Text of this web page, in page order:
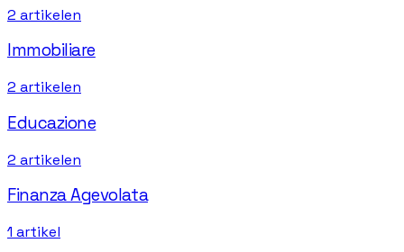
2 artikelen
Immobiliare
2 artikelen
Educazione
2 artikelen
Finanza Agevolata
1 artikel